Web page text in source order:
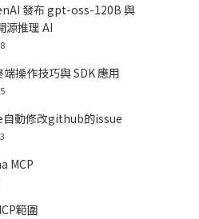
發布 gpt-oss-120B 與
推理 AI
操作技巧與 SDK 應用
動修改github的issue
MCP
範圍